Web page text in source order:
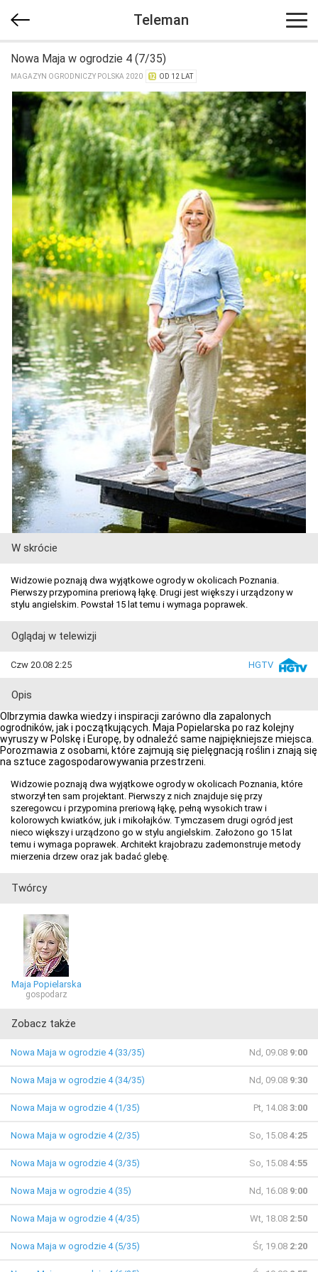
Teleman
Nowa Maja w ogrodzie 4 (7/35)
MAGAZYN OGRODNICZY POLSKA 2020 OD 12 LAT
W skrócie
Widzowie poznają dwa wyjątkowe ogrody w okolicach Poznania.
Pierwszy przypomina preriową łąkę. Drugi jest większy i urządzony w
stylu angielskim. Powstał 15 lat temu i wymaga poprawek.
Oglądaj w telewizji
Czw 20.08 2:25 HGTV
Opis
Olbrzymia dawka wiedzy i inspiracji zarówno dla zapalonych
ogrodników, jak i początkujących. Maja Popielarska po raz kolejny
wyruszy w Polskę i Europę, by odnaleźć same najpiękniejsze miejsca.
Porozmawia z osobami, które zajmują się pielęgnacją roślin i znają się
na sztuce zagospodarowywania przestrzeni.
Widzowie poznają dwa wyjątkowe ogrody w okolicach Poznania, które
stworzył ten sam projektant. Pierwszy z nich znajduje się przy
szeregowcu i przypomina preriową łąkę, pełną wysokich traw i
kolorowych kwiatków, juk i mikołajków. Tymczasem drugi ogród jest
nieco większy i urządzono go w stylu angielskim. Założono go 15 lat
temu i wymaga poprawek. Architekt krajobrazu zademonstruje metody
mierzenia drzew oraz jak badać glebę.
Twórcy
Maja Popielarska
gospodarz
Zobacz także
Nowa Maja w ogrodzie 4 (33/35) Nd, 09.08 9:00
Nowa Maja w ogrodzie 4 (34/35) Nd, 09.08 9:30
Nowa Maja w ogrodzie 4 (1/35) Pt, 14.08 3:00
Nowa Maja w ogrodzie 4 (2/35) So, 15.08 4:25
Nowa Maja w ogrodzie 4 (3/35) So, 15.08 4:55
Nowa Maja w ogrodzie 4 (35) Nd, 16.08 9:00
Nowa Maja w ogrodzie 4 (4/35) Wt, 18.08 2:50
Nowa Maja w ogrodzie 4 (5/35) Śr, 19.08 2:20